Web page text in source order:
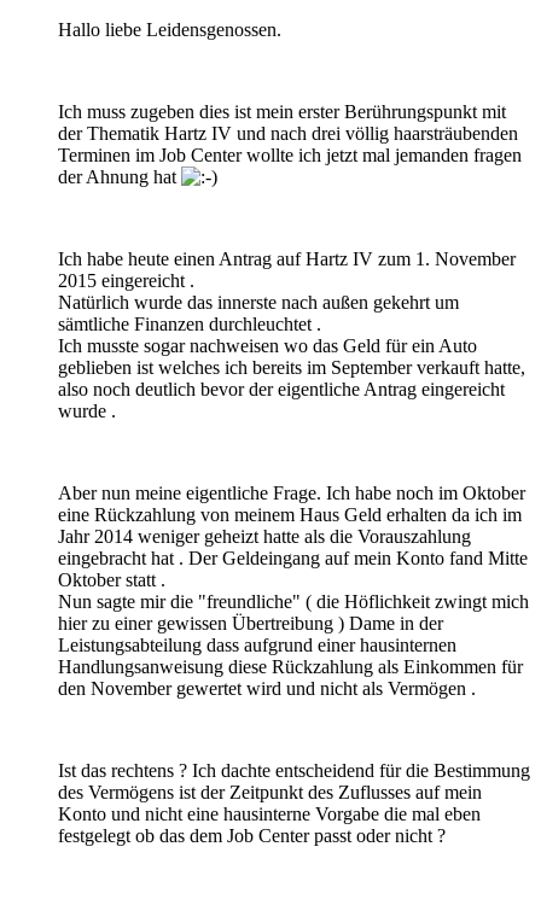
Hallo liebe Leidensgenossen.
Ich muss zugeben dies ist mein erster Berührungspunkt mit
der Thematik Hartz IV und nach drei völlig haarsträubenden
Terminen im Job Center wollte ich jetzt mal jemanden fragen
der Ahnung hat
Ich habe heute einen Antrag auf Hartz IV zum 1. November
2015 eingereicht .
Natürlich wurde das innerste nach außen gekehrt um
sämtliche Finanzen durchleuchtet .
Ich musste sogar nachweisen wo das Geld für ein Auto
geblieben ist welches ich bereits im September verkauft hatte,
also noch deutlich bevor der eigentliche Antrag eingereicht
wurde .
Aber nun meine eigentliche Frage. Ich habe noch im Oktober
eine Rückzahlung von meinem Haus Geld erhalten da ich im
Jahr 2014 weniger geheizt hatte als die Vorauszahlung
eingebracht hat . Der Geldeingang auf mein Konto fand Mitte
Oktober statt .
Nun sagte mir die "freundliche" ( die Höflichkeit zwingt mich
hier zu einer gewissen Übertreibung ) Dame in der
Leistungsabteilung dass aufgrund einer hausinternen
Handlungsanweisung diese Rückzahlung als Einkommen für
den November gewertet wird und nicht als Vermögen .
Ist das rechtens ? Ich dachte entscheidend für die Bestimmung
des Vermögens ist der Zeitpunkt des Zuflusses auf mein
Konto und nicht eine hausinterne Vorgabe die mal eben
festgelegt ob das dem Job Center passt oder nicht ?